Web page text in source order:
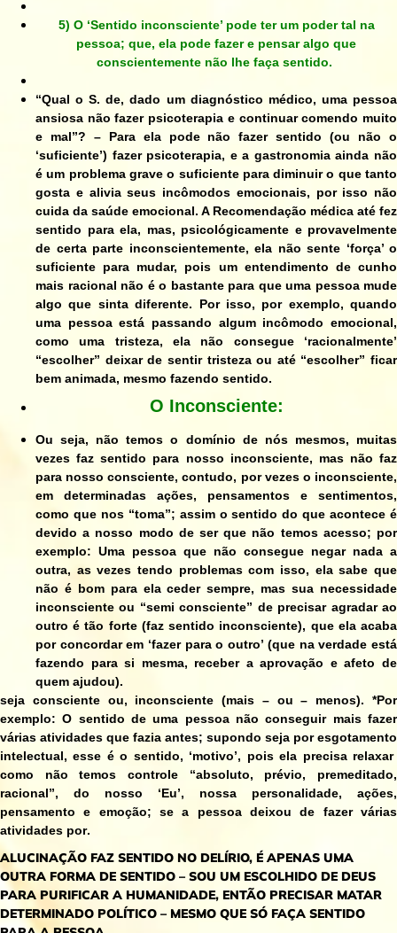
5) O ‘Sentido inconsciente’ pode ter um poder tal na
pessoa; que, ela pode fazer e pensar algo que
conscientemente não lhe faça sentido.
“Qual o S. de, dado um diagnóstico médico, uma pessoa
ansiosa não fazer psicoterapia e continuar comendo muito
e mal”? – Para ela pode não fazer sentido (ou não o
‘suficiente’) fazer psicoterapia, e a gastronomia ainda não
é um problema grave o suficiente para diminuir o que tanto
gosta e alivia seus incômodos emocionais, por isso não
cuida da saúde emocional. A Recomendação médica até fez
sentido para ela, mas, psicológicamente e provavelmente
de certa parte inconscientemente, ela não sente ‘força’ o
suficiente para mudar, pois um entendimento de cunho
mais racional não é o bastante para que uma pessoa mude
algo que sintadiferente. Por isso, por exemplo, quando
uma pessoa está passando algum incômodo emocional,
como uma tristeza, ela não consegue ‘racionalmente’
“escolher” deixar de sentir tristeza ou até “escolher” ficar
bem animada, mesmo fazendo sentido.
O Inconsciente:
Ou seja, não temos o domínio de nós mesmos, muitas
vezes faz sentido para nosso inconsciente, mas não faz
para nosso consciente, contudo, por vezes o inconsciente,
em determinadas ações, pensamentos e sentimentos,
como que nos “toma”; assim o sentido do que acontece é
devido a nosso modo de ser que não temos acesso; por
exemplo: Uma pessoa que não consegue negar nada a
outra, as vezes tendo problemas com isso, ela sabe que
não é bom para ela ceder sempre, mas sua necessidade
inconsciente ou “semi consciente” de precisar agradar ao
outro é tão forte (faz sentido inconsciente), que ela acaba
por concordar em ‘fazer para o outro’ (que na verdade está
fazendo para si mesma, receber a aprovação e afeto de
quem ajudou).
seja consciente ou, inconsciente (mais – ou – menos). *Por
exemplo: O sentido de uma pessoa não conseguir mais fazer
várias atividades que fazia antes; supondo seja por esgotamento
intelectual, esse é o sentido, ‘motivo’, pois ela precisa relaxar
como não temos controle “absoluto, prévio, premeditado,
racional”, do nosso ‘Eu’, nossa personalidade, ações,
pensamento e emoção; se a pessoa deixou de fazer várias
atividades por.
ALUCINAÇÃO FAZ SENTIDO NO DELÍRIO, É APENAS UMA
OUTRA FORMA DE SENTIDO – SOU UM ESCOLHIDO DE DEUS
PARA PURIFICAR A HUMANIDADE, ENTÃO PRECISAR MATAR
DETERMINADO POLÍTICO – MESMO QUE SÓ FAÇA SENTIDO